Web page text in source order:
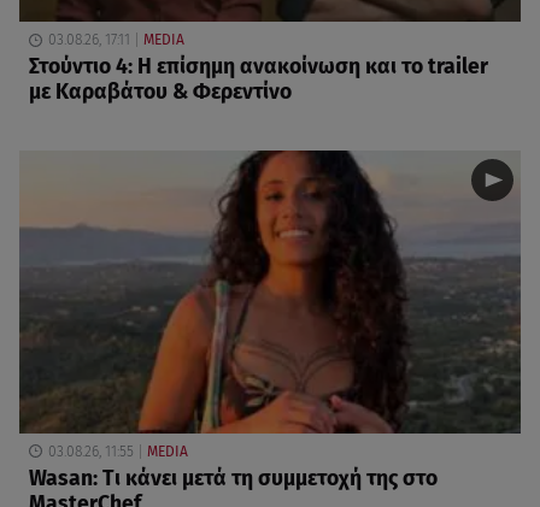
03.08.26, 17:11 MEDIA
Στούντιο 4: Η επίσημη ανακοίνωση και το trailer
με Καραβάτου & Φερεντίνο
03.08.26, 11:55 MEDIA
Wasan: Tι κάνει μετά τη συμμετοχή της στο